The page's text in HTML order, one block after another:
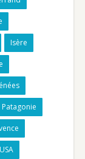
Isère
Patagonie
USA